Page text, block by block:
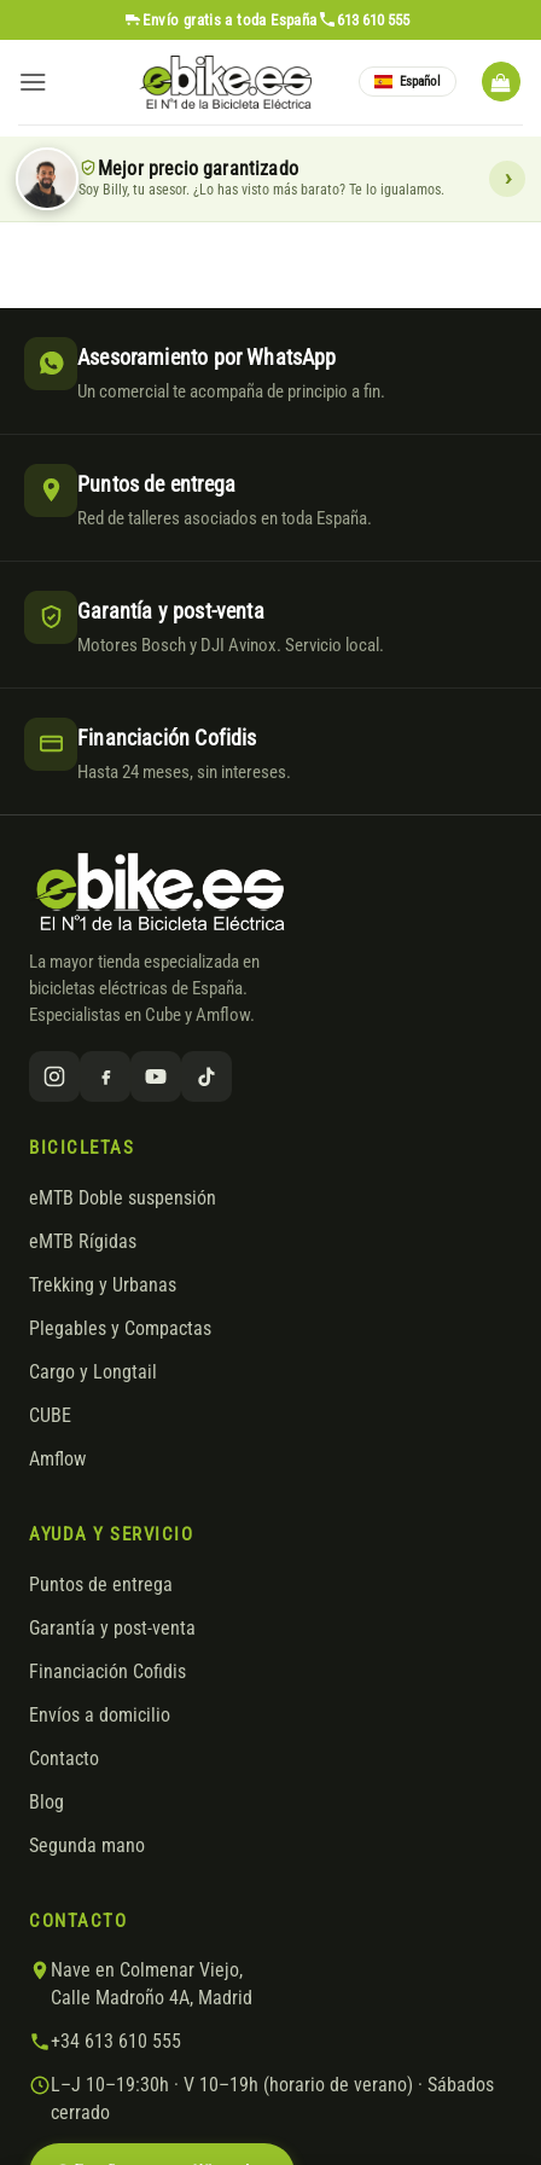
al
contenido
Envío gratis a toda España 613 610 555
Español
Mejor precio garantizado
Soy Billy, tu asesor. ¿Lo has visto más barato? Te lo igualamos.
Asesoramiento por WhatsApp
Un comercial te acompaña de principio a fin.
Puntos de entrega
Red de talleres asociados en toda España.
Garantía y post-venta
Motores Bosch y DJI Avinox. Servicio local.
Financiación Cofidis
Hasta 24 meses, sin intereses.
La mayor tienda especializada en
bicicletas eléctricas de España.
Especialistas en Cube y Amflow.
BICICLETAS
eMTB Doble suspensión
eMTB Rígidas
Trekking y Urbanas
Plegables y Compactas
Cargo y Longtail
CUBE
Amflow
AYUDA Y SERVICIO
Puntos de entrega
Garantía y post-venta
Financiación Cofidis
Envíos a domicilio
Contacto
Blog
Segunda mano
CONTACTO
Nave en Colmenar Viejo,
Calle Madroño 4A, Madrid
+34 613 610 555
L–J 10–19:30h · V 10–19h (horario de verano) · Sábados
cerrado